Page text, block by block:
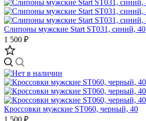
Слипоны мужские Start ST031, синий, 40
1 500 ₽
Кроссовки мужские ST060, черный, 40
1 500 ₽